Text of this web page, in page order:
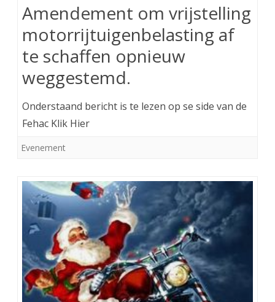
Amendement om vrijstelling
motorrijtuigenbelasting af
te schaffen opnieuw
weggestemd.
Onderstaand bericht is te lezen op se side van de
Fehac Klik Hier
Evenement